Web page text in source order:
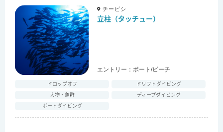
チービシ
立柱（タッチュー）
エントリー： ボート/ビーチ
ドロップオフ
ドリフトダイビング
大物・魚群
ディープダイビング
ボートダイビング